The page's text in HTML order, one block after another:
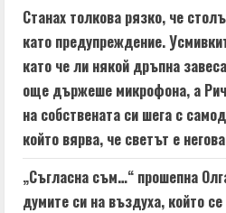
Станах толкова рязко, че
като предупреждение.
като че ли някой дръпна
още държеше микрофона, а
на собствената си шега с
който вярва, че светът е
„Съгласна съм…“ прошепна
думите си на въздуха, който